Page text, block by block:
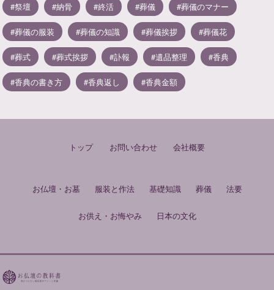
祭壇 納骨 終活 葬儀 葬儀のマナー
葬儀の服装 葬儀の知識 葬儀挨拶 葬儀花
葬式 葬式挨拶 訃報 遺品整理 香典
香典の書き方 香典返し 香典金額
トップ お問い合わせ 会社概要
お仏壇・お墓 服装と作法 基礎知識 葬儀 法要
お供え・お悔やみ 日本の文化